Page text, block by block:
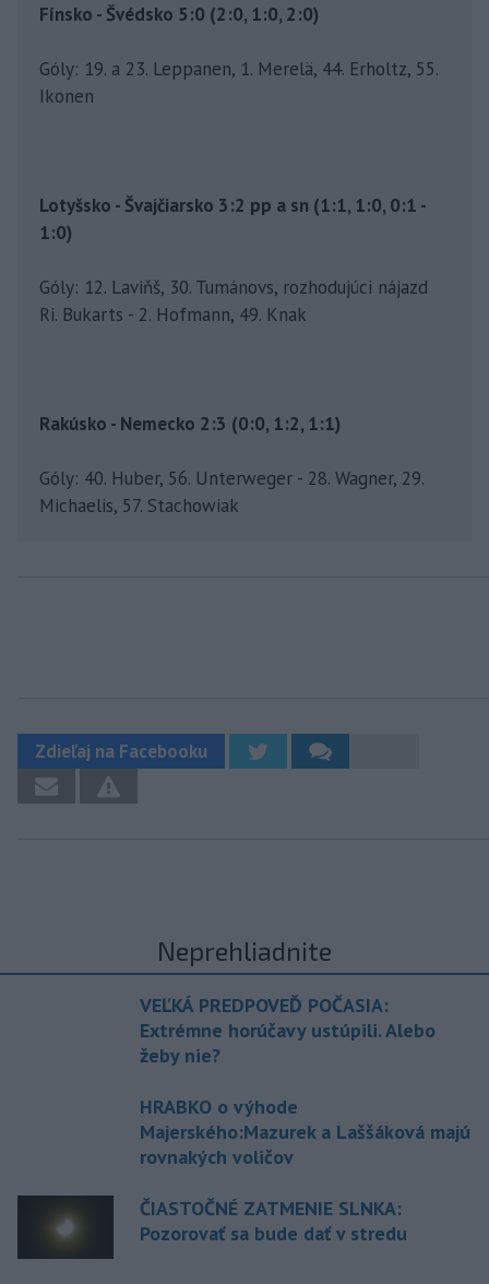
Fínsko - Švédsko 5:0 (2:0, 1:0, 2:0)
Góly: 19. a 23. Leppanen, 1. Merelä, 44. Erholtz, 55.
Ikonen
Lotyšsko - Švajčiarsko 3:2 pp a sn (1:1, 1:0, 0:1 -
1:0)
Góly: 12. Laviňš, 30. Tumánovs, rozhodujúci nájazd
Ri. Bukarts - 2. Hofmann, 49. Knak
Rakúsko - Nemecko 2:3 (0:0, 1:2, 1:1)
Góly: 40. Huber, 56. Unterweger - 28. Wagner, 29.
Michaelis, 57. Stachowiak
Zdieľaj na Facebooku
Neprehliadnite
VEĽKÁ PREDPOVEĎ POČASIA:
Extrémne horúčavy ustúpili. Alebo
žeby nie?
HRABKO o výhode
Majerského:Mazurek a Laššáková majú
rovnakých voličov
ČIASTOČNÉ ZATMENIE SLNKA:
Pozorovať sa bude dať v stredu